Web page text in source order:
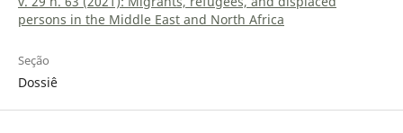
persons in the Middle East and North Africa
Seção
Dossiê